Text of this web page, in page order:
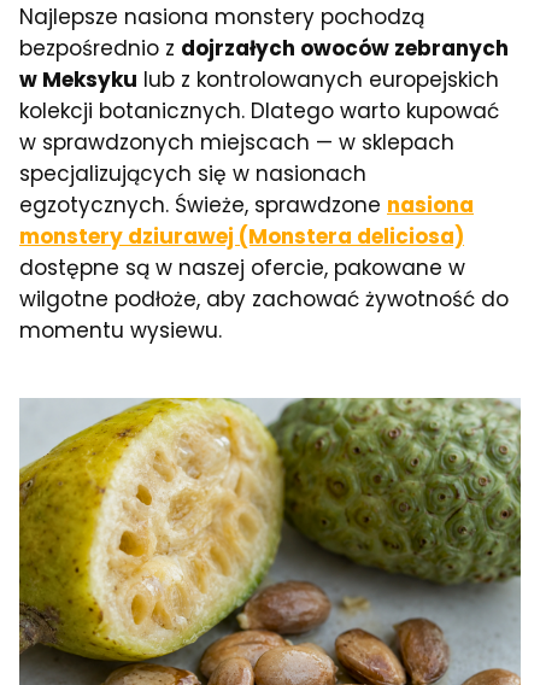
Najlepsze nasiona monstery pochodzą
bezpośrednio z dojrzałych owoców zebranych
w Meksyku lub z kontrolowanych europejskich
kolekcji botanicznych. Dlatego warto kupować
w sprawdzonych miejscach — w sklepach
specjalizujących się w nasionach
egzotycznych. Świeże, sprawdzone nasiona
monstery dziurawej (Monstera deliciosa)
dostępne są w naszej ofercie, pakowane w
wilgotne podłoże, aby zachować żywotność do
momentu wysiewu.